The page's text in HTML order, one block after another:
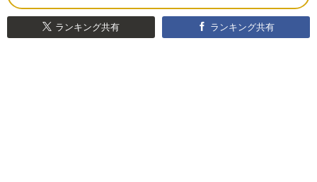
ランキング共有 ランキング共有